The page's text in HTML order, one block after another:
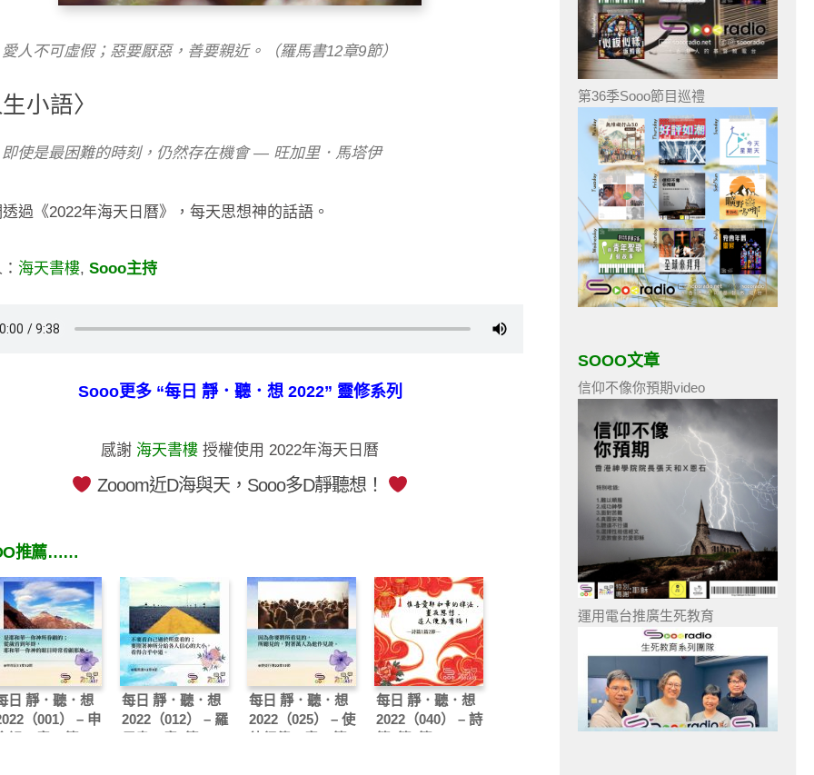
愛人不可虛假；惡要厭惡，善要親近。（羅馬書12章9節）
小語〉
即使是最困難的時刻，仍然存在機會 — 旺加里．馬塔伊
過《2022年海天日曆》，每天思想神的話語。
海天書樓, Sooo主持
Sooo更多 “每日 靜．聽．想 2022” 靈修系列
感謝 海天書樓 授權使用 2022年海天日曆
Zooom近D海與天，Sooo多D靜聽想！
推薦……
日 靜．聽．想
（001） – 申
每日 靜．聽．想
2022（012） – 羅
每日 靜．聽．想
2022（025） – 使
每日 靜．聽．想
2022（040） – 詩
第36季Sooo節目巡禮
SOOO文章
信仰不像你預期video
運用電台推廣生死教育